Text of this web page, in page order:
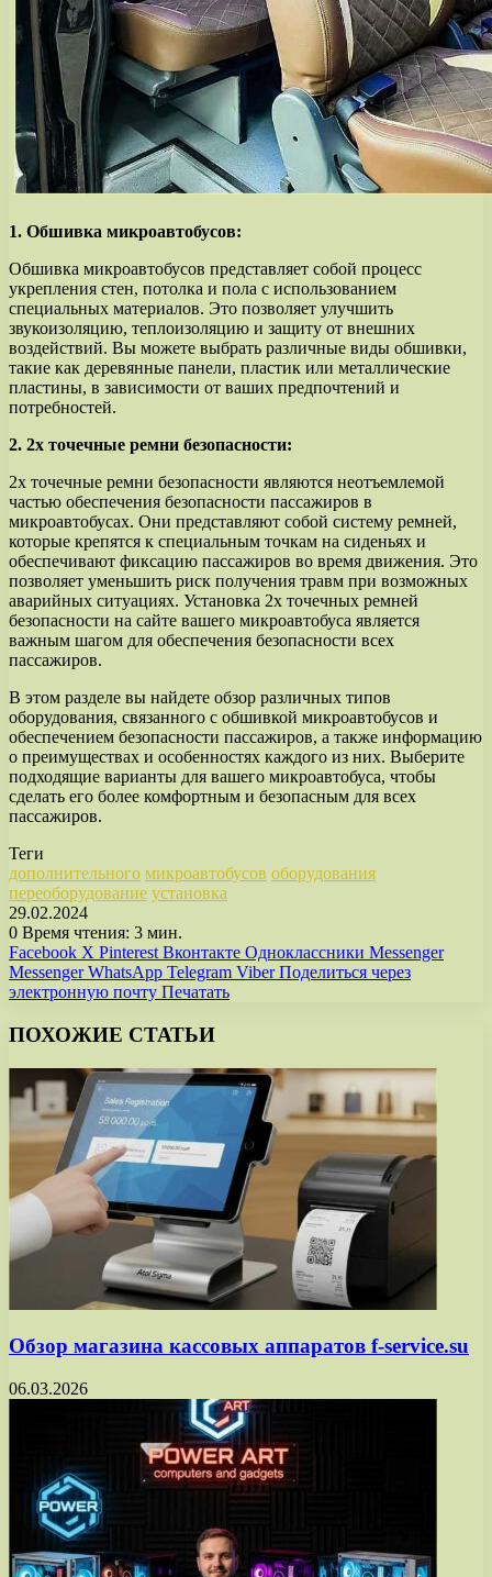
1. Обшивка микроавтобусов:
Обшивка микроавтобусов представляет собой процесс
укрепления стен, потолка и пола с использованием
специальных материалов. Это позволяет улучшить
звукоизоляцию, теплоизоляцию и защиту от внешних
воздействий. Вы можете выбрать различные виды обшивки,
такие как деревянные панели, пластик или металлические
пластины, в зависимости от ваших предпочтений и
потребностей.
2. 2х точечные ремни безопасности:
2х точечные ремни безопасности являются неотъемлемой
частью обеспечения безопасности пассажиров в
микроавтобусах. Они представляют собой систему ремней,
которые крепятся к специальным точкам на сиденьях и
обеспечивают фиксацию пассажиров во время движения. Это
позволяет уменьшить риск получения травм при возможных
аварийных ситуациях. Установка 2х точечных ремней
безопасности на сайте вашего микроавтобуса является
важным шагом для обеспечения безопасности всех
пассажиров.
В этом разделе вы найдете обзор различных типов
оборудования, связанного с обшивкой микроавтобусов и
обеспечением безопасности пассажиров, а также информацию
о преимуществах и особенностях каждого из них. Выберите
подходящие варианты для вашего микроавтобуса, чтобы
сделать его более комфортным и безопасным для всех
пассажиров.
Теги
дополнительного микроавтобусов оборудования
переоборудование установка
29.02.2024
0 Время чтения: 3 мин.
Facebook X Pinterest Вконтакте Одноклассники Messenger
Messenger WhatsApp Telegram Viber Поделиться через
электронную почту Печатать
ПОХОЖИЕ СТАТЬИ
Обзор магазина кассовых аппаратов f-service.su
06.03.2026